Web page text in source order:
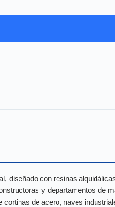
diseñado con resinas
y departamentos de
de acero, naves